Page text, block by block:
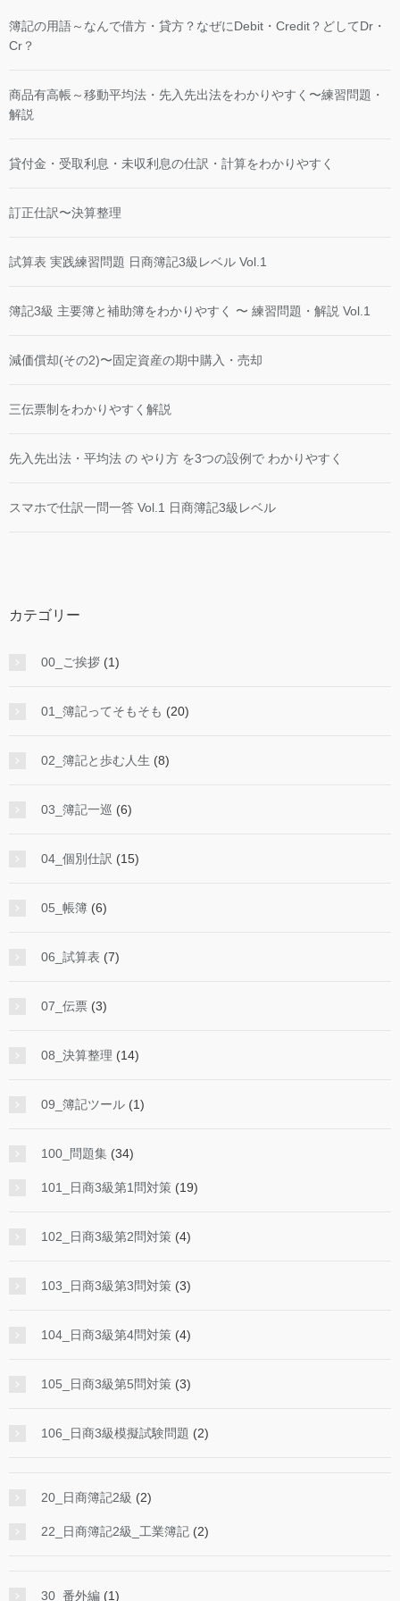
簿記の用語～なんで借方・貸方？なぜにDebit・Credit？どしてDr・
Cr？
商品有高帳～移動平均法・先入先出法をわかりやすく〜練習問題・
解説
貸付金・受取利息・未収利息の仕訳・計算をわかりやすく
訂正仕訳〜決算整理
試算表 実践練習問題 日商簿記3級レベル Vol.1
簿記3級 主要簿と補助簿をわかりやすく 〜 練習問題・解説 Vol.1
減価償却(その2)〜固定資産の期中購入・売却
三伝票制をわかりやすく解説
先入先出法・平均法 の やり方 を3つの設例で わかりやすく
スマホで仕訳一問一答 Vol.1 日商簿記3級レベル
カテゴリー
00_ご挨拶 (1)
01_簿記ってそもそも (20)
02_簿記と歩む人生 (8)
03_簿記一巡 (6)
04_個別仕訳 (15)
05_帳簿 (6)
06_試算表 (7)
07_伝票 (3)
08_決算整理 (14)
09_簿記ツール (1)
100_問題集 (34)
101_日商3級第1問対策 (19)
102_日商3級第2問対策 (4)
103_日商3級第3問対策 (3)
104_日商3級第4問対策 (4)
105_日商3級第5問対策 (3)
106_日商3級模擬試験問題 (2)
20_日商簿記2級 (2)
22_日商簿記2級_工業簿記 (2)
30_番外編 (1)